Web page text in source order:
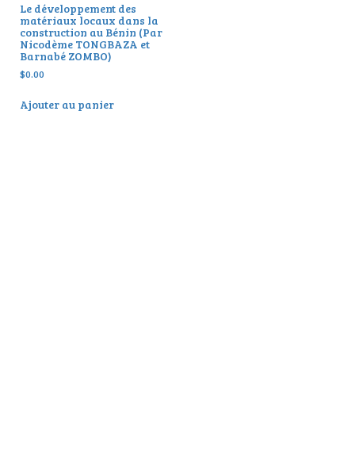
Le développement des
matériaux locaux dans la
construction au Bénin (Par
Nicodème TONGBAZA et
Barnabé ZOMBO)
$0.00
Ajouter au panier